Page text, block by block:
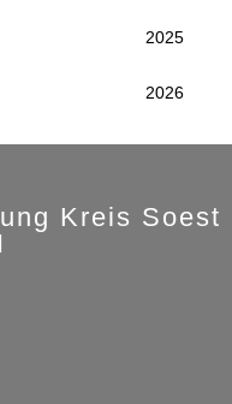
2025
2026
Kreis Soest